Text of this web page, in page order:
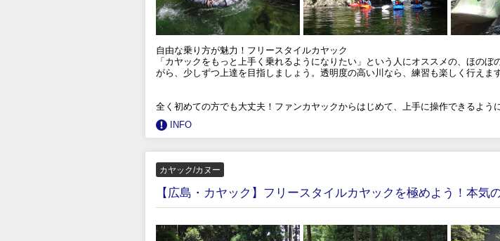
自由な乗り方が魅力！フリースタイルカヤック
「カヤックをもっと上手く乗れるようになりたい」という人にオススメの、ほの
がら、少しずつ上達を目指しましょう。透明度の高い川なら、練習も楽しく行えます
全く初めての方でも大丈夫！ファンカヤックからはじめて、上手に操作できるよう
INFO
カヤック/カヌー
【広島・カヤック】フリースタイルカヤックを極めよう！本気